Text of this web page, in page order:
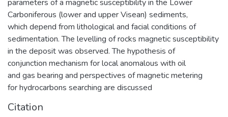
parameters of a magnetic susceptibility in the Lower
Carboniferous (lower and upper Visean) sediments,
which depend from lithological and facial conditions of
sedimentation. The levelling of rocks magnetic susceptibility
in the deposit was observed. The hypothesis of
conjunction mechanism for local anomalous with oil
and gas bearing and perspectives of magnetic metering
for hydrocarbons searching are discussed
Citation